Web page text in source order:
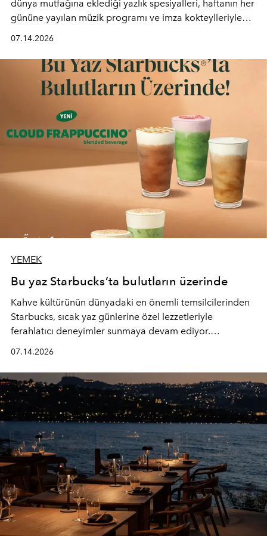
dünya mutfağına eklediği yazlık spesiyalleri, haftanın her
gününe yayılan müzik programı ve imza kokteylleriyle
lüks" anlayışıyla buluşturan mekan; gurme lezzetleri, iyi
müziği ve açık havadaki özel puro alanını tek bir çatı
altında sunuyor.
07.14.2026
YEMEK
Bu yaz Starbucks’ta bulutların üzerinde
Kahve kültürünün dünyadaki en önemli temsilcilerinden
Starbucks, sıcak yaz günlerine özel lezzetleriyle
ferahlatıcı deneyimler sunmaya devam ediyor.
yepyeni Cloud Frappuccino® Blended Beverage çeşitleri
ve yiyecek alternatifleri yazın keyfine lezzet katıyor.
07.14.2026